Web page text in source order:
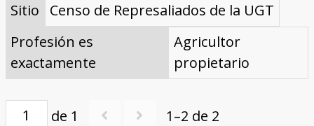
Directorio A-Z
Provincias de nacimiento
Profesión
Cárceles
Condenados a muerte
Condenados a muerte (con busca
dinámica)
Ejecutados
El proyecto
Razones y objetivos
El equipo
Colaboradores
Fuentes documentales
Sitio
Censo de Represaliados de la UGT
Profesión es
exactamente
Agricultor
propietario
de 1 1–2 de 2